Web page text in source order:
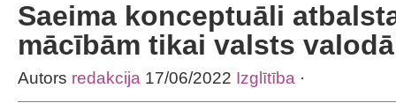
Saeima konceptuāli
mācībām tikai valsts valodā
Autors redakcija 17/06/2022 Izglītība ·